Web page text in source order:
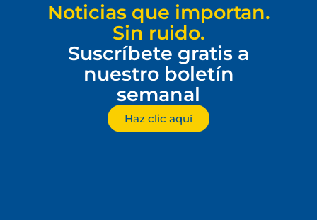
Noticias que importan.
Sin ruido.
Suscríbete gratis a
nuestro boletín
semanal
Haz clic aquí